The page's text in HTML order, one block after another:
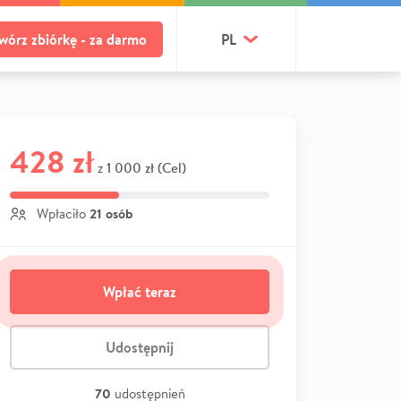
zbiórkę - za darmo PL
428 zł z 1 000 zł (Cel)
Wpłaciło 21 osób
Wpłać teraz
Udostępnij
70 udostępnień